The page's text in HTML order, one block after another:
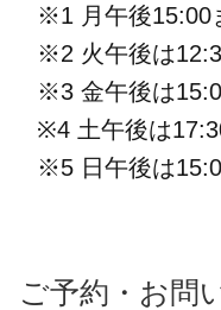
※1 月午後15:00
※2 火午後は
※3 金午後は
※4 土午後は
※5 日午後は
ご予約・お問